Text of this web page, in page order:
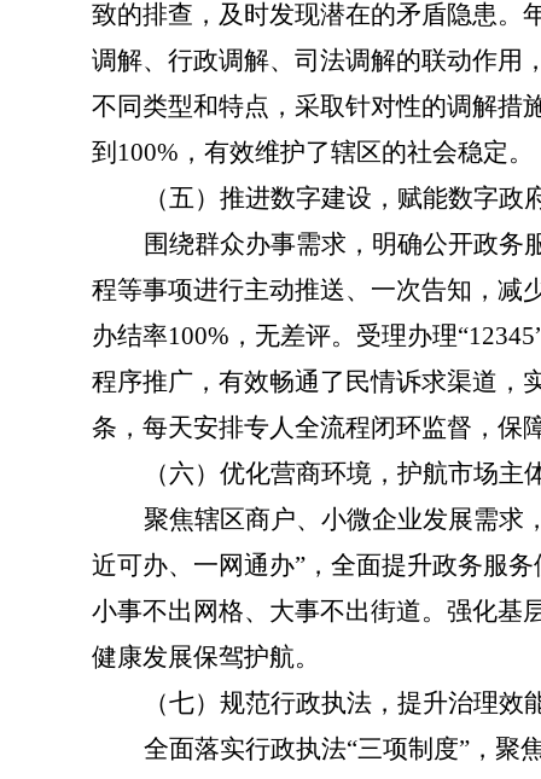
致的排查，及时发现潜在的矛盾隐患。
调解、行政调解、司法调解的联动作用
不同类型和特点，采取针对性的调解措
到 100%，有效维护了辖区的社会稳定。
（五）推进数字建设，赋能数字政
围绕群众办事需求，明确公开政务
程等事项进行主动推送、一次告知，减
办结率100%，无差评。受理办理
程序推广，有效畅通了民情诉求渠道，
条，每天安排专人全流程闭环监督，保
（六）优化营商环境，护航市场主
聚焦辖区商户、小微企业发展需求
近可办、一网通办”，全面提升政务服
小事不出网格、大事不出街道。强化基
健康发展保驾护航。
（七）规范行政执法，提升治理效
全面落实行政执法“三项制度”，聚